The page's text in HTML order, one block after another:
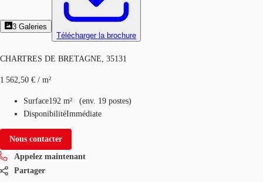
3 Galeries
Télécharger la brochure
CHARTRES DE BRETAGNE, 35131
1 562,50 € / m²
Surface192 m² (env. 19 postes)
DisponibilitéImmédiate
Nous contacter
Appelez maintenant
Partager